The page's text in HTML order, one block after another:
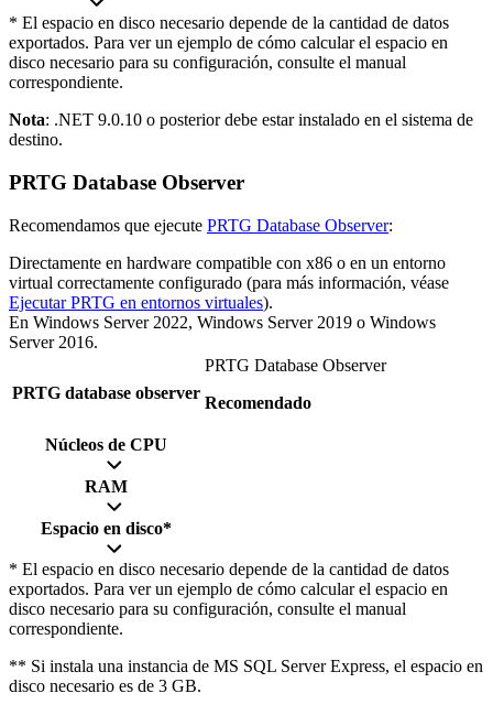
* El espacio en disco necesario depende de la cantidad de datos
exportados. Para ver un ejemplo de cómo calcular el espacio en
disco necesario para su configuración, consulte el manual
correspondiente.
Nota: .NET 9.0.10 o posterior debe estar instalado en el sistema de
destino.
PRTG Database Observer
Recomendamos que ejecute PRTG Database Observer:
Directamente en hardware compatible con x86 o en un entorno
virtual correctamente configurado (para más información, véase
Ejecutar PRTG en entornos virtuales).
En Windows Server 2022, Windows Server 2019 o Windows
Server 2016.
PRTG database observer
PRTG Database Observer
Recomendado
Núcleos de CPU
RAM
Espacio en disco*
* El espacio en disco necesario depende de la cantidad de datos
exportados. Para ver un ejemplo de cómo calcular el espacio en
disco necesario para su configuración, consulte el manual
correspondiente.
** Si instala una instancia de MS SQL Server Express, el espacio en
disco necesario es de 3 GB.